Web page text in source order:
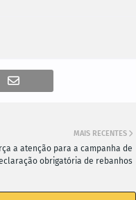
MAIS RECENTES
a atenção para a campanha de
obrigatória de rebanhos